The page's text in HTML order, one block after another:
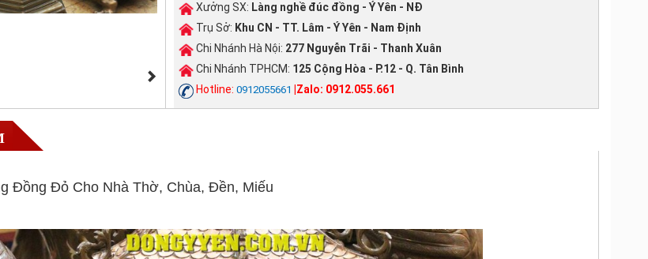
Xưởng SX: Làng nghề đúc đồng - Ý Yên - NĐ
Trụ Sở: Khu CN - TT. Lâm - Ý Yên - Nam Định
Chi Nhánh Hà Nội: 277 Nguyễn Trãi - Thanh Xuân
Chi Nhánh TPHCM: 125 Cộng Hòa - P.12 - Q. Tân Bình
Hotline: 0912055661 |Zalo: 0912.055.661
Đồng Đỏ Cho Nhà Thờ, Chùa, Đền, Miếu